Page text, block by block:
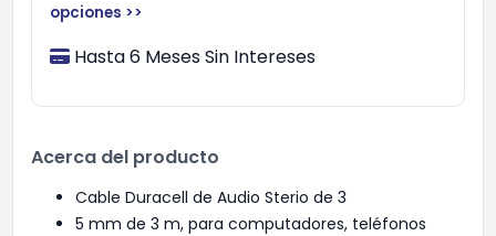
opciones >>
Hasta 6 Meses Sin Intereses
Acerca del producto
Cable Duracell de Audio Sterio de 3
5 mm de 3 m, para computadores, teléfonos